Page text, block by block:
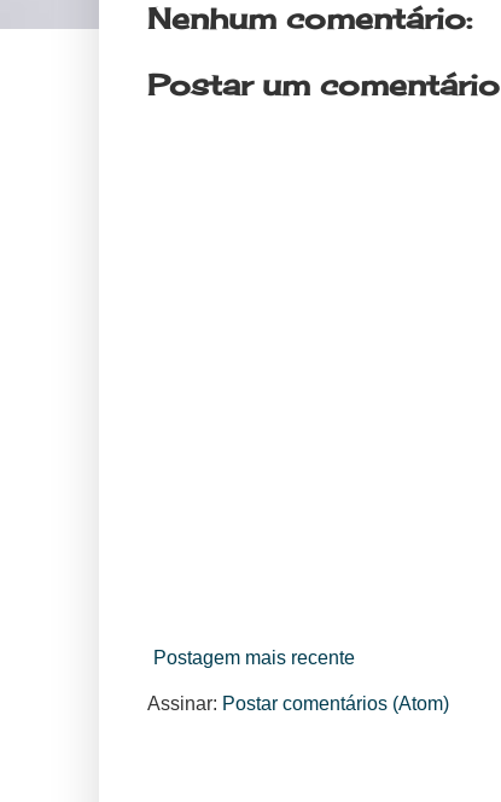
Nenhum comentário:
Postar um comentário
Postagem mais recente
Assinar: Postar comentários (Atom)